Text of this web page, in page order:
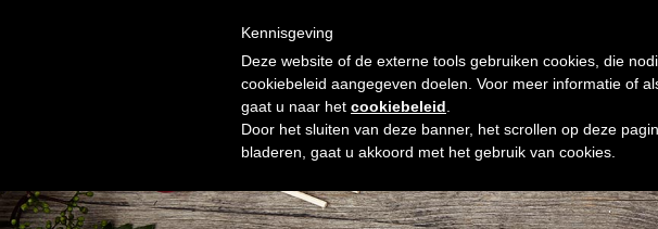
NIEUW OVER ONS
Kennisgeving
Deze website of de externe tools gebruiken cookies, die
cookiebeleid aangegeven doelen. Voor meer informatie of
gaat u naar het cookiebeleid
Door het sluiten van deze banner, het scrollen op deze
bladeren, gaat u akkoord met het gebruik van cookies.